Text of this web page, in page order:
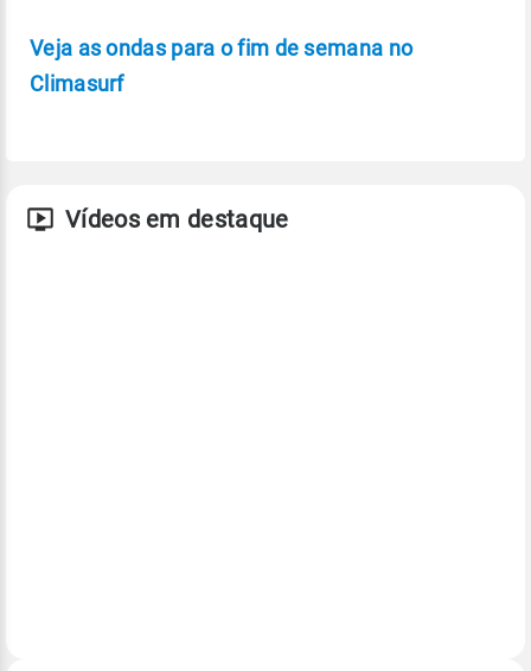
Veja as ondas para o fim de semana no
Climasurf
Vídeos em destaque